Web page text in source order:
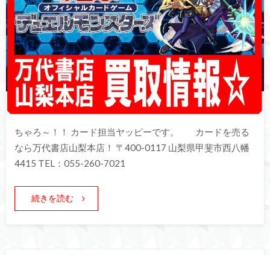
ちゃろ～！！ カード担当ヤッピーです。 カードを売る
なら万代書店山梨本店！ 〒400-0117 山梨県甲斐市西八幡
4415 TEL：055-260-7021
続きを読む